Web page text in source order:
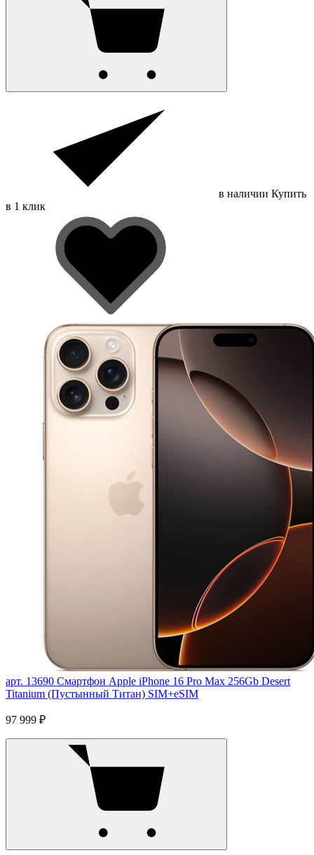
в наличии Купить
в 1 клик
арт. 13690 Смартфон Apple iPhone 16 Pro Max 256Gb Desert
Titanium (Пустынный Титан) SIM+eSIM
97 999 ₽